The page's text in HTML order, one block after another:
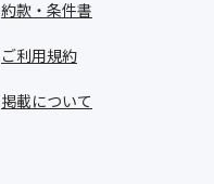
約款・条件書
ご利用規約
掲載について